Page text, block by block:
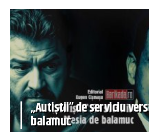
„Autiștii” de serviciu
balamuc